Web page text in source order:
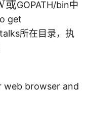
或GOPATH/bin中
get
所在目录，执
web browser and